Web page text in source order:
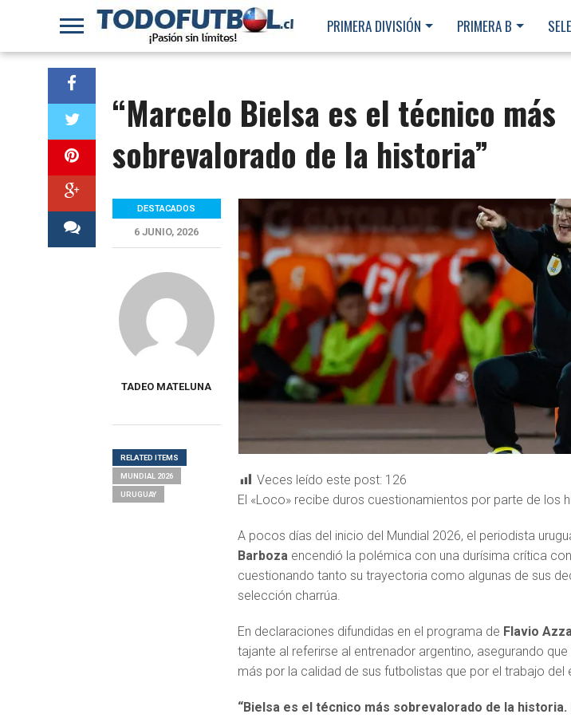
PRIMERA DIVISIÓN PRIMERA B
“Marcelo Bielsa es el técnico más
sobrevalorado de la historia”
Veces leído este post: 126
El «Loco» recibe duros cuestionamientos por parte de los
A pocos días del inicio del Mundial 2026, el periodista
Barboza encendió la polémica con una durísima crítica
cuestionando tanto su trayectoria como algunas de sus
selección charrúa.
En declaraciones difundidas en el programa de Flavio
tajante al referirse al entrenador argentino, asegurando
más por la calidad de sus futbolistas que por el trabajo del
“Bielsa es el técnico más sobrevalorado de la historia.
DESTACADOS
6 JUNIO, 2026
TADEO MATELUNA
RELATED ITEMS
MUNDIAL 2026
URUGUAY